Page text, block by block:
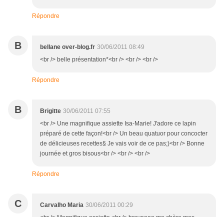
Répondre
B bellane over-blog.fr 30/06/2011 08:49
<br /> belle présentation*<br /> <br /> <br />
Répondre
B Brigitte 30/06/2011 07:55
<br /> Une magnifique assiette Isa-Marie! J'adore ce lapin
préparé de cette façon!<br /> Un beau quatuor pour concocter
de délicieuses recettes§ Je vais voir de ce pas;)<br /> Bonne
journée et gros bisous<br /> <br /> <br />
Répondre
C Carvalho Maria 30/06/2011 00:29